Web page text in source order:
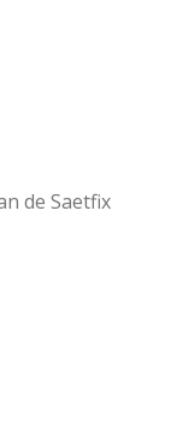
de Saetfix